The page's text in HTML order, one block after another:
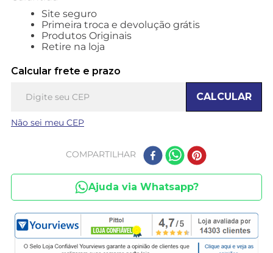
Site seguro
Primeira troca e devolução grátis
Produtos Originais
Retire na loja
Calcular frete e prazo
CALCULAR
Não sei meu CEP
COMPARTILHAR
Ajuda via Whatsapp?